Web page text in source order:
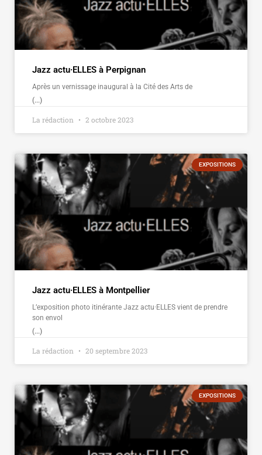
Jazz actu·ELLES à Perpignan
Après un vernissage inaugural à la Cité des Arts de
(...)
La rédaction 2 octobre 2023
EXPOSITIONS
Jazz actu·ELLES à Montpellier
L’exposition photo itinérante Jazz actu·ELLES vient de prendre
son envol
(...)
La rédaction 20 septembre 2023
EXPOSITIONS